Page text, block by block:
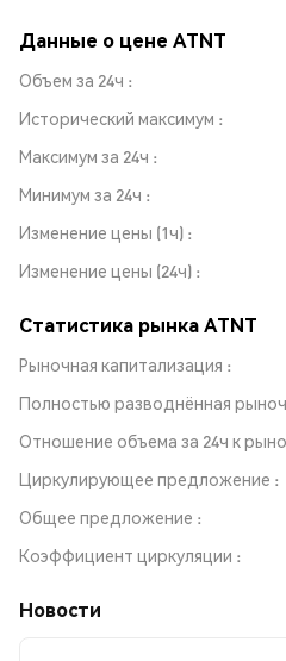
Данные о цене ATNT
Объем за 24ч
Исторический максимум
Максимум за 24ч
Минимум за 24ч
Изменение цены (1ч)
Изменение цены (24ч)
Статистика рынка ATNT
Рыночная капитализация
Полностью разводнённая
Отношение объема за 24ч к
Циркулирующее предложение
Общее предложение
Коэффициент циркуляции
Новости